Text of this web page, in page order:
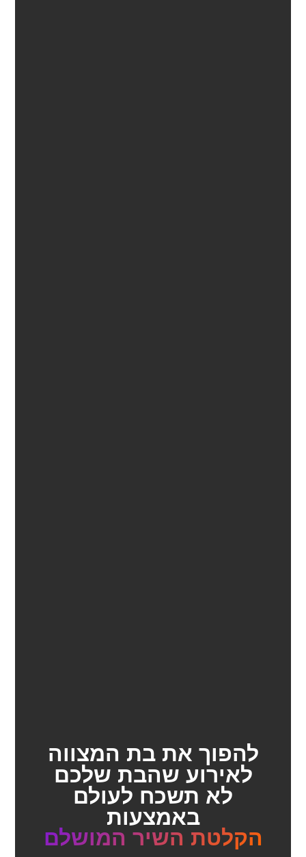
להפוך את בת המצווה
לאירוע שהבת שלכם
לא תשכח לעולם
באמצעות
הקלטת השיר המושלם